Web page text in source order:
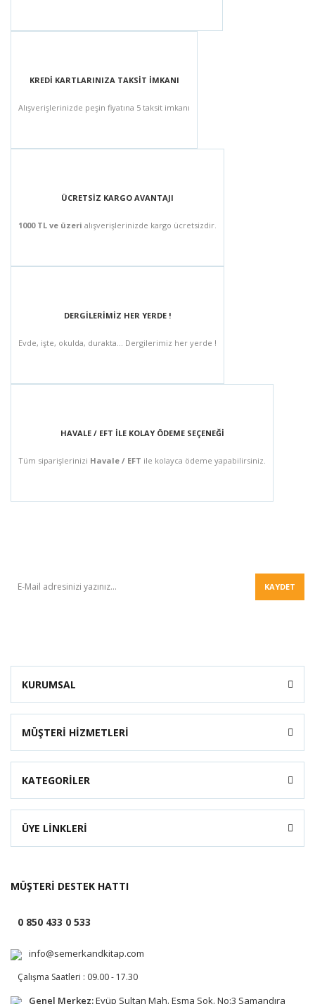
KREDİ KARTLARINIZA TAKSİT İMKANI
Alışverişlerinizde peşin fiyatına 5 taksit imkanı
ÜCRETSİZ KARGO AVANTAJI
1000 TL ve üzeri alışverişlerinizde kargo ücretsizdir.
DERGİLERİMİZ HER YERDE !
Evde, işte, okulda, durakta... Dergilerimiz her yerde !
HAVALE / EFT İLE KOLAY ÖDEME SEÇENEĞİ
Tüm siparişlerinizi Havale / EFT ile kolayca ödeme yapabilirsiniz.
KAYDET
KURUMSAL
MÜŞTERİ HİZMETLERİ
KATEGORİLER
ÜYE LİNKLERİ
MÜŞTERİ DESTEK HATTI
0 850 433 0 533
info@semerkandkitap.com
Çalışma Saatleri : 09.00 - 17.30
Genel Merkez:Eyüp Sultan Mah. Esma Sok. No:3 Samandıra